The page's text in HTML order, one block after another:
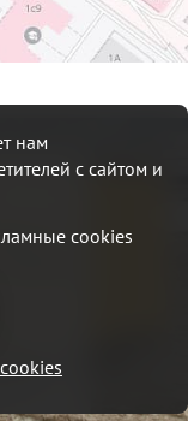
ул.
нам
с сайтом и
cookies